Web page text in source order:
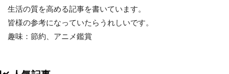
生活の質を高める記事を書いています。
皆様の参考になっていたらうれしいです。
趣味：節約、アニメ鑑賞